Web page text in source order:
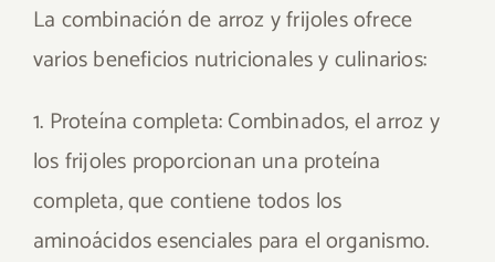
La combinación de arroz y frijoles ofrece
varios beneficios nutricionales y culinarios:
1. Proteína completa: Combinados, el arroz y
los frijoles proporcionan una proteína
completa, que contiene todos los
aminoácidos esenciales para el organismo.